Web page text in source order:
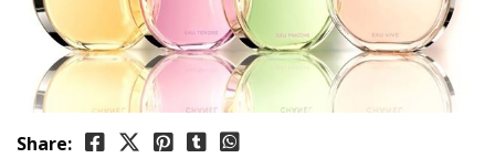
Share: